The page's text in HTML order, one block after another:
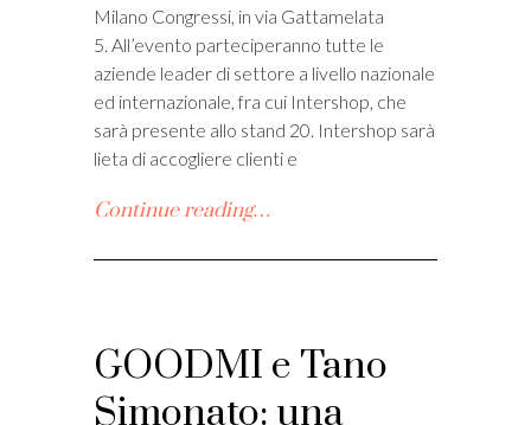
Milano Congressi, in via Gattamelata
5. All’evento parteciperanno tutte le
aziende leader di settore a livello nazionale
ed internazionale, fra cui Intershop, che
sarà presente allo stand 20. Intershop sarà
lieta di accogliere clienti e
Continue reading…
GOODMI e Tano
Simonato: una